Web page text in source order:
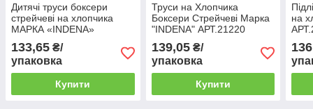
Дитячі труси боксери
стрейчеві на хлопчика
МАРКА «INDENA»
133,65 ₴/
упаковка
Купити
Труси на Хлопчика
Боксери Стрейчеві Марка
"INDENA" АРТ.21220
139,05₴/
упаковка
Купити
на